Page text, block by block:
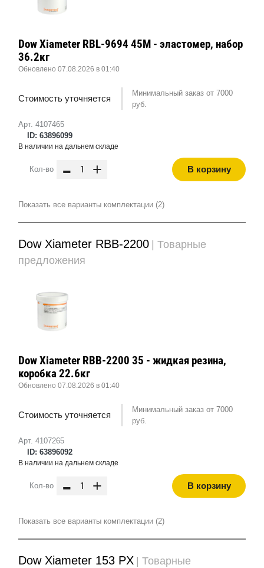
Арт. 4107465
ID: 63896099
Dow Xiameter RBL-9694 45M - эластомер, набор
36.2кг
Обновлено 07.08.2026 в 01:40
Стоимость уточняется
Минимальный заказ от 7000
руб.
В наличии на дальнем складе
Кол-во - + В корзину
Показать все варианты комплектации (2)
Dow Xiameter RBB-2200
| Товарные
предложения
Арт. 4107265
ID: 63896092
Dow Xiameter RBB-2200 35 - жидкая резина,
коробка 22.6кг
Обновлено 07.08.2026 в 01:40
Стоимость уточняется
Минимальный заказ от 7000
руб.
В наличии на дальнем складе
Кол-во - + В корзину
Показать все варианты комплектации (2)
Dow Xiameter 153 PX
| Товарные